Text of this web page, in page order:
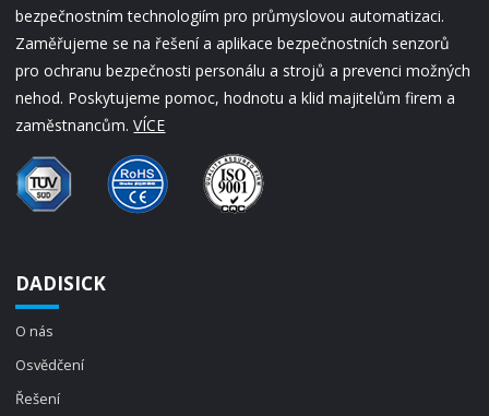
bezpečnostním technologiím pro průmyslovou automatizaci.
Zaměřujeme se na řešení a aplikace bezpečnostních senzorů
pro ochranu bezpečnosti personálu a strojů a prevenci možných
nehod. Poskytujeme pomoc, hodnotu a klid majitelům firem a
zaměstnancům.VÍCE
DADISICK
O nás
Osvědčení
Řešení